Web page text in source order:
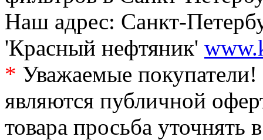
Наш адрес: Санкт-
'Красный нефтяник'
* Уважаемые
являются публичной
товара просьба уточнять